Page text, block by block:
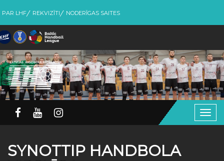
PAR LHF REKVIZĪTI NODERĪGAS SAITES
SYNOTTIP HANDBOLA